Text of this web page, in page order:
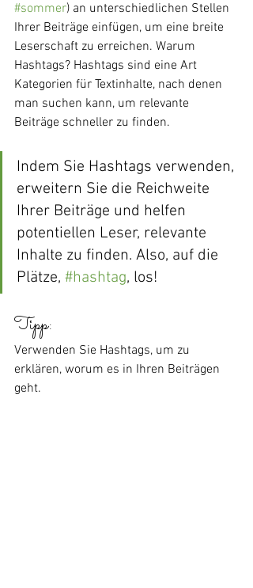
#sommer) an unterschiedlichen Stellen
Ihrer Beiträge einfügen, um eine breite
Leserschaft zu erreichen. Warum
Hashtags? Hashtags sind eine Art
Kategorien für Textinhalte, nach denen
man suchen kann, um relevante
Beiträge schneller zu finden.
Indem Sie Hashtags verwenden,
erweitern Sie die Reichweite
Ihrer Beiträge und helfen
potentiellen Leser, relevante
Inhalte zu finden. Also, auf die
Plätze, #hashtag, los!
Tipp:
Verwenden Sie Hashtags, um zu
erklären, worum es in Ihren Beiträgen
geht.